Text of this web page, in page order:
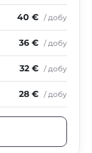
40 € / добу
36 € / добу
32 € / добу
28 € / добу